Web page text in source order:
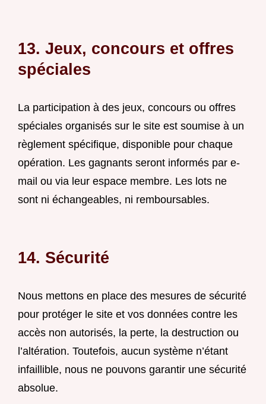
13. Jeux, concours et offres
spéciales
La participation à des jeux, concours ou offres
spéciales organisés sur le site est soumise à un
règlement spécifique, disponible pour chaque
opération. Les gagnants seront informés par e-
mail ou via leur espace membre. Les lots ne
sont ni échangeables, ni remboursables.
14. Sécurité
Nous mettons en place des mesures de sécurité
pour protéger le site et vos données contre les
accès non autorisés, la perte, la destruction ou
l’altération. Toutefois, aucun système n’étant
infaillible, nous ne pouvons garantir une sécurité
absolue.